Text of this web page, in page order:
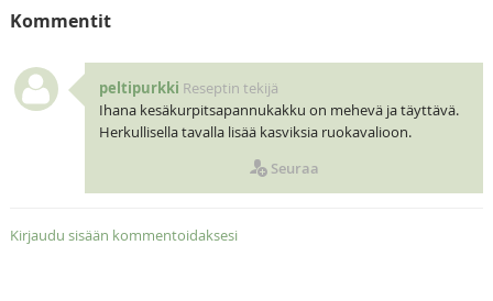
Kommentit
peltipurkki Reseptin tekijä
Ihana kesäkurpitsapannukakku on mehevä ja täyttävä.
Herkullisella tavalla lisää kasviksia ruokavalioon.
Seuraa
Kirjaudu sisään kommentoidaksesi